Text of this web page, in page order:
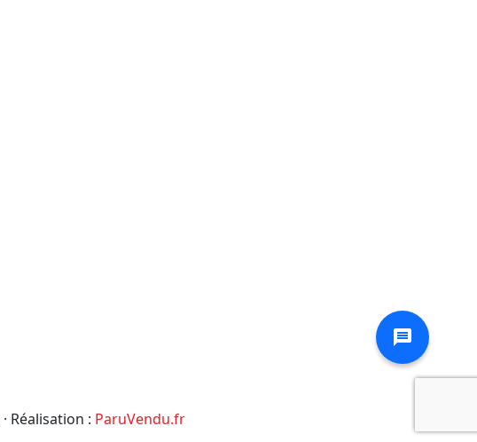
· Réalisation : ParuVendu.fr
message